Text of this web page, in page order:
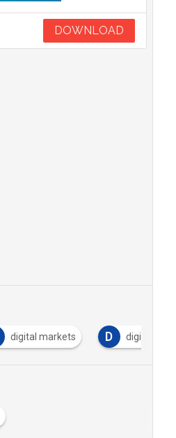
DOWNLOAD
D digital tv-smart tv